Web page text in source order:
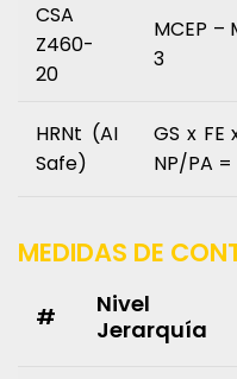
CSA
Z460-
20
MCEP –
3
HRNt (AI
Safe)
GS x FE
NP/PA
MEDIDAS DE
#
Nivel
Jerarquía